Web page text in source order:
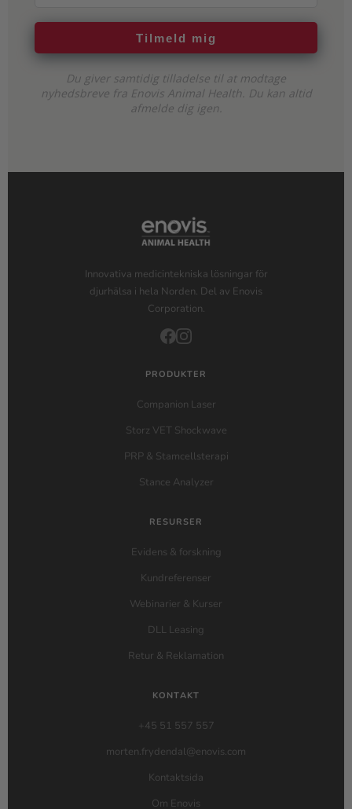
Tilmeld mig
Du giver samtidig tilladelse til at modtage
nyhedsbreve fra Enovis Animal Health. Du kan altid
afmelde dig igen.
Innovativa medicintekniska lösningar för
djurhälsa i hela Norden. Del av Enovis
Corporation.
PRODUKTER
Companion Laser
Storz VET Shockwave
PRP & Stamcellsterapi
Stance Analyzer
RESURSER
Evidens & forskning
Kundreferenser
Webinarier & Kurser
DLL Leasing
Retur & Reklamation
KONTAKT
+45 51 557 557
morten.frydendal@enovis.com
Kontaktsida
Om Enovis